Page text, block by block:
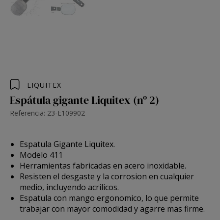
LIQUITEX
Espátula gigante Liquitex (nº 2)
Referencia: 23-E109902
Espatula Gigante Liquitex.
Modelo 411
Herramientas fabricadas en acero inoxidable.
Resisten el desgaste y la corrosion en cualquier
medio, incluyendo acrilicos.
Espatula con mango ergonomico, lo que permite
trabajar con mayor comodidad y agarre mas firme.